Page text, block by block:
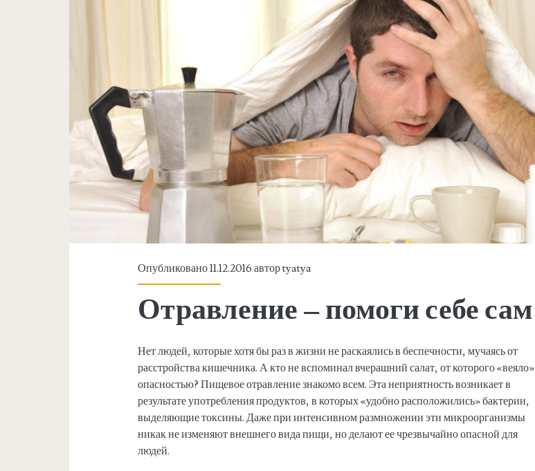
Опубликовано 11.12.2016 авторtyatya
Отравление – помоги себе сам
Нет людей, которые хотя бы раз в жизни не раскаялись в беспечности, мучаясь от
расстройства кишечника. А кто не вспоминал вчерашний салат, от которого «веяло»
опасностью? Пищевое отравление знакомо всем. Эта неприятность возникает в
результате употребления продуктов, в которых «удобно расположились» бактерии,
выделяющие токсины. Даже при интенсивном размножении эти микроорганизмы
никак не изменяют внешнего вида пищи, но делают ее чрезвычайно опасной для
людей.